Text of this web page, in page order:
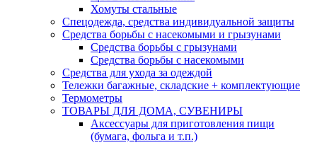
Хомуты стальные
Спецодежда, средства индивидуальной защиты
Средства борьбы с насекомыми и грызунами
Средства борьбы с грызунами
Средства борьбы с насекомыми
Средства для ухода за одеждой
Тележки багажные, складские + комплектующие
Термометры
ТОВАРЫ ДЛЯ ДОМА, СУВЕНИРЫ
Аксессуары для приготовления пищи
(бумага, фольга и т.п.)